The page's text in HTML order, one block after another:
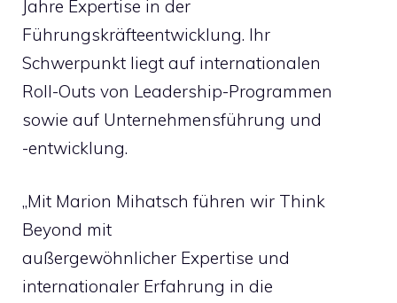
Jahre Expertise in der
Führungskräfteentwicklung. Ihr
Schwerpunkt liegt auf internationalen
Roll-Outs von Leadership-Programmen
sowie auf Unternehmensführung und
-entwicklung.
„Mit Marion Mihatsch führen wir Think
Beyond mit
außergewöhnlicher Expertise und
internationaler Erfahrung in die